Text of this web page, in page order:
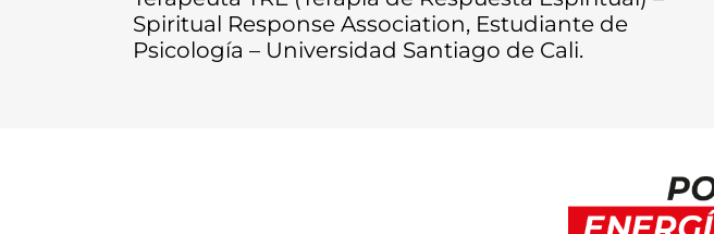
Spiritual Response Association, Estudiante de
Psicología – Universidad Santiago de Cali.